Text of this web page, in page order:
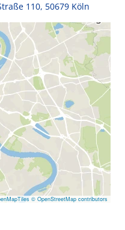
110, 50679 Köln
© OpenStreetMap contributors